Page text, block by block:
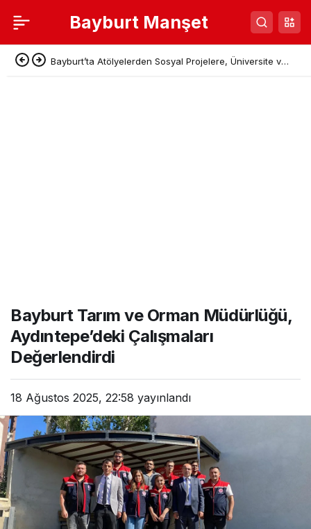
Bayburt Manşet
Bayburt’ta Atölyelerden Sosyal Projelere, Üniversite ve
Bayburt Tarım ve Orman Müdürlüğü,
Aydıntepe’deki Çalışmaları
Değerlendirdi
18 Ağustos 2025, 22:58 yayınlandı